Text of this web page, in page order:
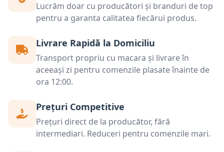
Lucrăm doar cu producători și branduri de top
pentru a garanta calitatea fiecărui produs.
Livrare Rapidă la Domiciliu
Transport propriu cu macara și livrare în
aceeași zi pentru comenzile plasate înainte de
ora 12:00.
Prețuri Competitive
Prețuri direct de la producător, fără
intermediari. Reduceri pentru comenzile mari.